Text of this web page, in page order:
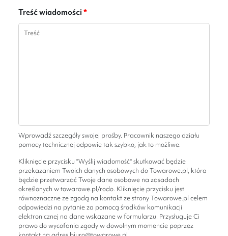
Treść wiadomości*
Wprowadź szczegóły swojej prośby. Pracownik naszego działu
pomocy technicznej odpowie tak szybko, jak to możliwe.
Kliknięcie przycisku "Wyślij wiadomość" skutkować będzie
przekazaniem Twoich danych osobowych do Towarowe.pl, która
będzie przetwarzać Twoje dane osobowe na zasadach
określonych w towarowe.pl/rodo. Kliknięcie przycisku jest
równoznaczne ze zgodą na kontakt ze strony Towarowe.pl celem
odpowiedzi na pytanie za pomocą środków komunikacji
elektronicznej na dane wskazane w formularzu. Przysługuje Ci
prawo do wycofania zgody w dowolnym momencie poprzez